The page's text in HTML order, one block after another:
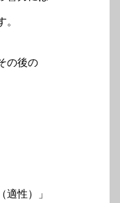
の後の
性）」